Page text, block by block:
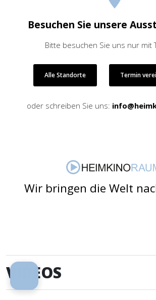
Besuchen Sie unsere
Bitte besuchen Sie uns nur mit
Alle Standorte Termin
oder schreiben Sie uns:
Wir bringen die Welt
VIDEOS